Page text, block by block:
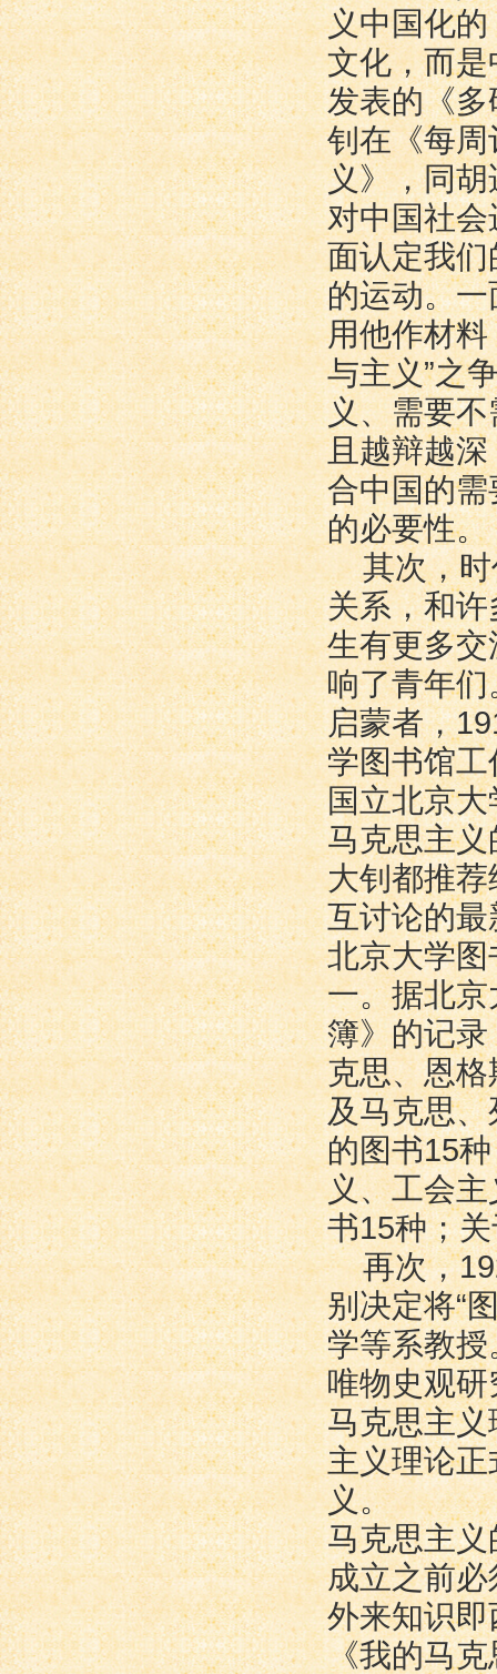
义中国化
文化，而
发表的《多
钊在《每
义》，同
对中国社会
面认定我
的运动。
用他作材料
与主义”之
义、需要
且越辩越
合中国的
的必要性。
其次，
关系，和
生有更多
响了青年
启蒙者，
学图书馆工
国立北京
马克思主
大钊都推
互讨论的
北京大学
一。据北
簿》的记
克思、恩
及马克思
的图书15
义、工会
书15种；
再次，
别决定将“
学等系教
唯物史观
马克思主
主义理论
义。
马克思主
成立之前
外来知识
《我的马克